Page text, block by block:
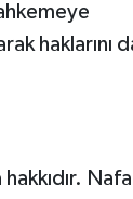
haklarını